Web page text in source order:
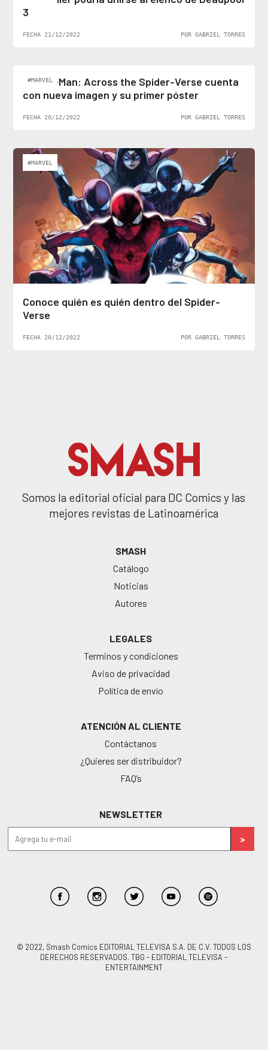
3
FECHA 21/12/2022 POR GABRIEL TORRES
#MARVEL
Spider-Man: Across the Spider-Verse cuenta
con nueva imagen y su primer póster
FECHA 20/12/2022 POR GABRIEL TORRES
#MARVEL
Conoce quién es quién dentro del Spider-
Verse
FECHA 20/12/2022 POR GABRIEL TORRES
Somos la editorial oficial para DC Comics y las
mejores revistas de Latinoamérica
SMASH
Catálogo
Noticias
Autores
LEGALES
Terminos y condiciones
Aviso de privacidad
Política de envío
ATENCIÓN AL CLIENTE
Contáctanos
¿Quieres ser distribuidor?
FAQ’s
NEWSLETTER
© 2022, Smash Comics EDITORIAL TELEVISA S.A. DE C.V. TODOS LOS
DERECHOS RESERVADOS. TBG - EDITORIAL TELEVISA -
ENTERTAINMENT